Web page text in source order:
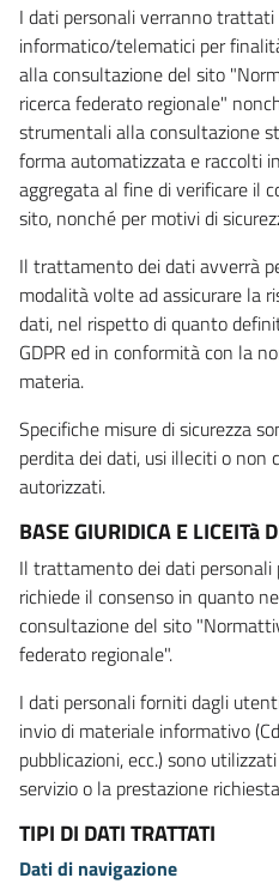
I dati personali verranno
informatico/telematici per
alla consultazione del sito
ricerca federato regionale"
strumentali alla consultazione
forma automatizzata e raccolti
aggregata al fine di verificare il
sito, nonché per motivi di
Il trattamento dei dati avverrà
modalità volte ad assicurare la
dati, nel rispetto di quanto
GDPR ed in conformità con la
materia.
Specifiche misure di sicurezza
perdita dei dati, usi illeciti o non
autorizzati.
BASE GIURIDICA E LICEITà
Il trattamento dei dati personali
richiede il consenso in quanto
consultazione del sito
federato regionale".
I dati personali forniti dagli
invio di materiale informativo
pubblicazioni, ecc.) sono
servizio o la prestazione
TIPI DI DATI TRATTATI
Dati di navigazione